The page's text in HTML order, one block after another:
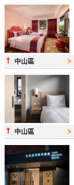
旅
計
劃
商
品
宣
傳
⫯ 中山區 ⋟
⫯ 中山區 ⋟